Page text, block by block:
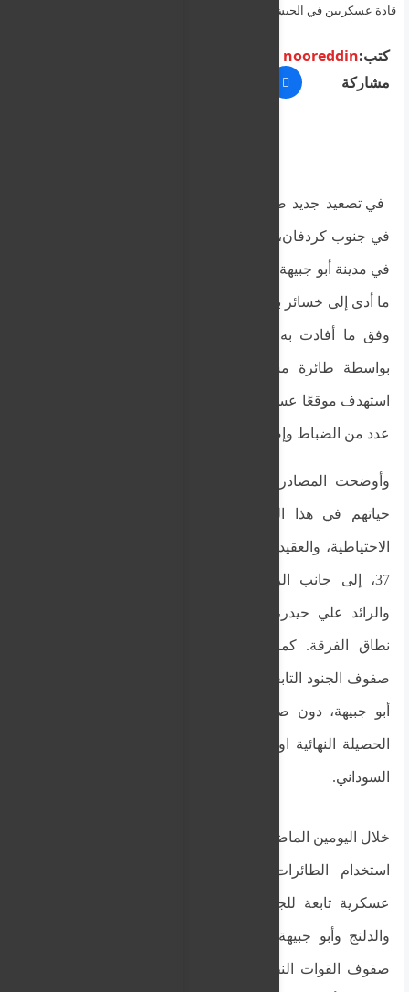
قادة عسكريين في الجيش السوداني يلقون حتفهم في غارات مسيّرة
كتب:nooreddin
مشاركة
في تصعيد جديد ضمن العمليات العسكرية المتواصلة
في جنوب كردفان، تعرض موقع تابع للجيش السوداني
في مدينة أبو جبيهة لهجوم بطائرة مسيّرة صباح الإثنين،
ما أدى إلى خسائر بشرية في صفوف القوات النظامية،
وفق ما أفادت به مصادر مطلعة. الهجوم الذي نُفذ
بواسطة طائرة مسيّرة تابعة لقوات الدعم السريع
استهدف موقعًا عسكريًا في المدينة، وأسفر عن فقدان
عدد من الضباط وإصابة جنود آخرين.
وأوضحت المصادر أن من بين الضباط الذين فقدوا
حياتهم في هذا الهجوم العقيد النزير، قائد الكتيبة
الاحتياطية، والعقيد الصادق إسماعيل، نائب قائد اللواء
37، إلى جانب الرائد الصديق، المستشار القانوني،
والرائد علي حيدر، الذي يتبع لمحطة خارجية خارج
نطاق الفرقة. كما أُفيد بوقوع خسائر إضافية في
صفوف الجنود التابعين للفرقة العاشرة المتمركزة في
أبو جبيهة، دون صدور بيان رسمي حتى الآن بشأن
الحصيلة النهائية او اي تعليق رسمي من قبل الجيش
السوداني.
خلال اليومين الماضيين، كثفت قوات الدعم السريع من
استخدام الطائرات المسيّرة في استهداف مواقع
عسكرية تابعة للجيش السوداني في مدن كادوقلي
والدلنج وأبو جبيهة، ما أدى إلى خسائر متفرقة في
صفوف القوات النظامية وكتائب البراء بن مالك. هذا